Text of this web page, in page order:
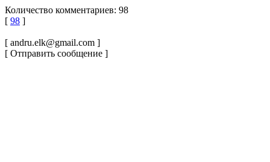
Количество комментариев: 98
[ 98 ]
[ andru.elk@gmail.com ]
[ Отправить сообщение ]